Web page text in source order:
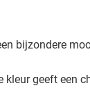
bijzondere
kleur geeft een